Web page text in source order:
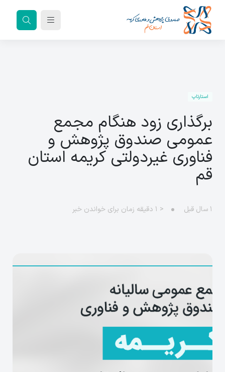
استارتاپ
برگذاری زود هنگام مجمع
عمومی صندوق پژوهش و
فناوری غیردولتی کریمه استان
قم
۱ سال قبل < ۱ دقیقه زمان برای خواندن خبر